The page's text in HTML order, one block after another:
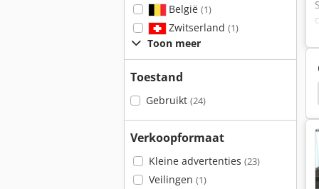
België (1)
Zwitserland (1)
Toon meer
Toestand
Gebruikt (24)
Verkoopformaat
Kleine advertenties (23)
Veilingen (1)
Mooie Draaibank